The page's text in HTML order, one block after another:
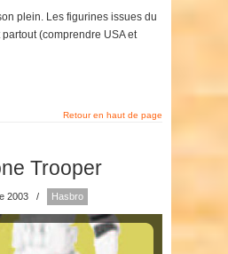
plein. Les figurines issues du
(comprendre USA et
Retour en haut de page
Trooper
2003 / Hasbro